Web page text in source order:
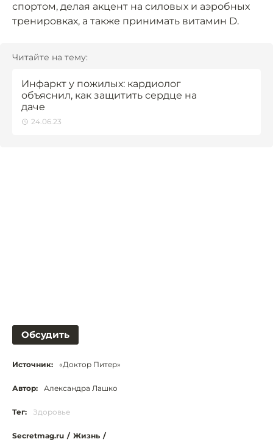
спортом, делая акцент на силовых и аэробных
тренировках, а также принимать витамин D.
Читайте на тему:
Инфаркт у пожилых: кардиолог
объяснил, как защитить сердце на
даче
24.06.23
Обсудить
Источник: «Доктор Питер»
Автор: Александра Лашко
Тег: Здоровье
Secretmag.ru / Жизнь /